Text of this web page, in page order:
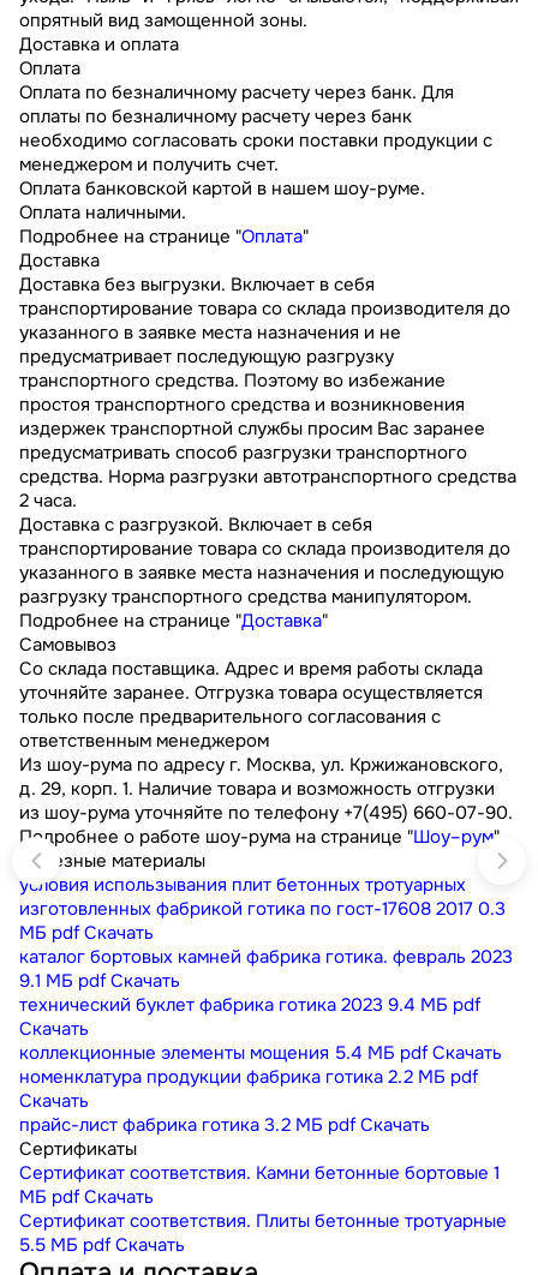
опрятный вид замощенной зоны.
Доставка и оплата
Оплата
Оплата по безналичному расчету через банк. Для
оплаты по безналичному расчету через банк
необходимо согласовать сроки поставки продукции с
менеджером и получить счет.
Оплата банковской картой в нашем шоу-руме.
Оплата наличными.
Подробнее на странице "Оплата"
Доставка
Доставка без выгрузки. Включает в себя
транспортирование товара со склада производителя до
указанного в заявке места назначения и не
предусматривает последующую разгрузку
транспортного средства. Поэтому во избежание
простоя транспортного средства и возникновения
издержек транспортной службы просим Вас заранее
предусматривать способ разгрузки транспортного
средства. Норма разгрузки автотранспортного средства
2 часа.
Доставка с разгрузкой. Включает в себя
транспортирование товара со склада производителя до
указанного в заявке места назначения и последующую
разгрузку транспортного средства манипулятором.
Подробнее на странице "Доставка"
Самовывоз
Со склада поставщика. Адрес и время работы склада
уточняйте заранее. Отгрузка товара осуществляется
только после предварительного согласования с
ответственным менеджером
Из шоу-рума по адресу г. Москва, ул. Кржижановского,
д. 29, корп. 1. Наличие товара и возможность отгрузки
из шоу-рума уточняйте по телефону +7(495) 660-07-90.
Подробнее о работе шоу-рума на странице "Шоу–рум"
Полезные материалы
условия использывания плит бетонных тротуарных
изготовленных фабрикой готика по гост-17608 2017 0.3
МБ pdf Скачать
каталог бортовых камней фабрика готика. февраль 2023
9.1 МБ pdf Скачать
технический буклет фабрика готика 2023 9.4 МБ pdf
Скачать
коллекционные элементы мощения 5.4 МБ pdf Скачать
номенклатура продукции фабрика готика 2.2 МБ pdf
Скачать
прайс-лист фабрика готика 3.2 МБ pdf Скачать
Сертификаты
Сертификат соответствия. Камни бетонные бортовые 1
МБ pdf Скачать
Сертификат соответствия. Плиты бетонные тротуарные
5.5 МБ pdf Скачать